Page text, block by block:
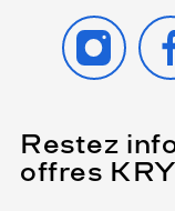
Restez
offres
Name
(Ce
champ
est
obligatoire)